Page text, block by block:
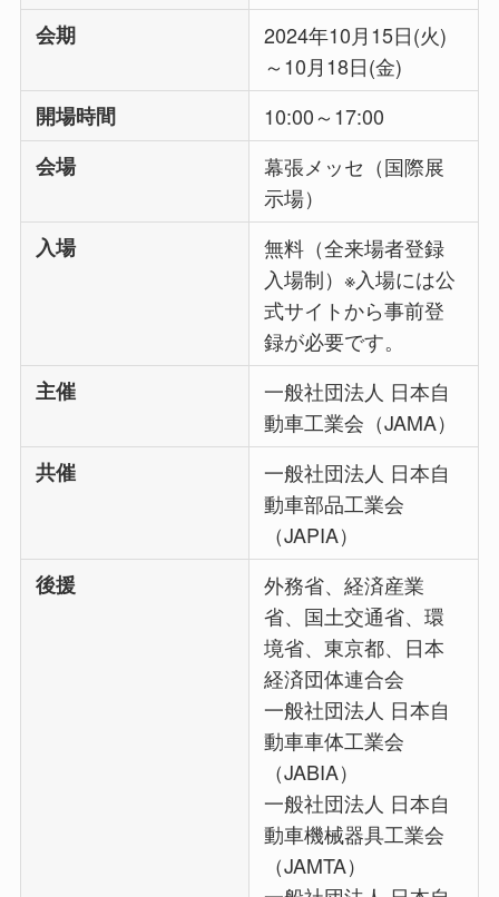
会期
2024年10月15日(火)
～10月18日(金)
開場時間
10:00～17:00
会場
幕張メッセ（国際展
示場）
入場
無料（全来場者登録
入場制）※入場には公
式サイトから事前登
録が必要です。
主催
一般社団法人 日本自
動車工業会（JAMA）
共催
一般社団法人 日本自
動車部品工業会
（JAPIA）
後援
外務省、経済産業
省、国土交通省、環
境省、東京都、日本
経済団体連合会
一般社団法人 日本自
動車車体工業会
（JABIA）
一般社団法人 日本自
動車機械器具工業会
（JAMTA）